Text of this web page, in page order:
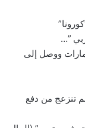
”…
ووصل إلى
تنزعج من دفع